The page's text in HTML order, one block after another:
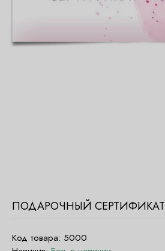
ПОДАРОЧНЫЙ СЕРТИФИКАТ
Код товара: 5000